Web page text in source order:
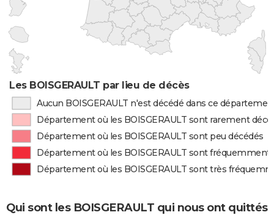
Les BOISGERAULT par lieu de décès
Aucun BOISGERAULT n'est décédé dans ce
Département où les BOISGERAULT sont rarement
Département où les BOISGERAULT sont peu décédés
Département où les BOISGERAULT sont fréquemment
Département où les BOISGERAULT sont très
Qui sont les BOISGERAULT qui nous ont quittés